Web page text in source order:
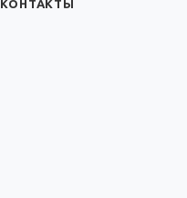
КОНТАКТЫ